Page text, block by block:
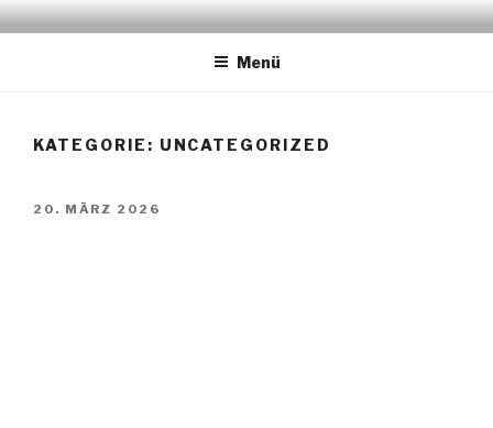
Zum
InhaltSTADTELTERNAUSSCHUSS
LUDWIGSHAFEN
Menü
KATEGORIE: UNCATEGORIZED
VERÖFFENTLICHT
20. MÄRZ 2026